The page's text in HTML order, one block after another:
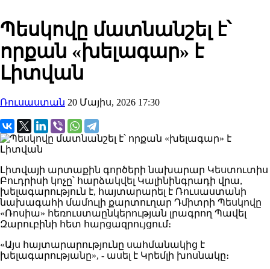
Պեսկովը մատնանշել է՝
որքան «խելագար» է
Լիտվան
Ռուսաստան 20 Մայիս, 2026 17:30
Լիտվայի արտաքին գործերի նախարար Կեստուտիս
Բուդրիսի կոչը՝ հարձակվել Կալինինգրադի վրա,
խելագարություն է, հայտարարել է Ռուսաստանի
նախագահի մամուլի քարտուղար Դմիտրի Պեսկովը
«Ռոսիա» հեռուստաընկերության լրագրող Պավել
Զարուբինի հետ հարցազրույցում։
«Այս հայտարարությունը սահմանակից է
խելագարությանը», - ասել է Կրեմլի խոսնակը։